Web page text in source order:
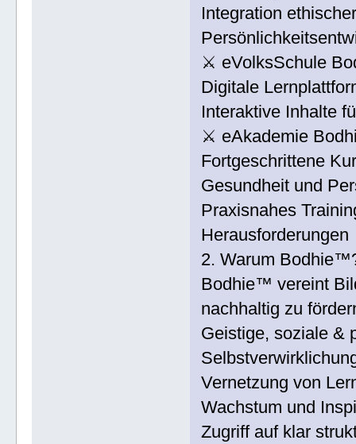
Integration
⚔ eVolksSchule
Digitale
Interaktive Inhalte
⚔ eAkademie
Fortgeschrittene
Gesundheit und
Praxisnahes
Herausforderungen
2. Warum
Bodhie™ vereint
nachhaltig zu
Geistige, soziale &
Vernetzung von
Wachstum und
Zugriff auf klar